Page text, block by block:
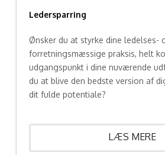
Ledersparring
Ønsker du at styrke dine ledelses-
forretningsmæssige praksis, helt
udgangspunkt i dine nuværende
du at blive den bedste version af
dit fulde potentiale?
LÆS MERE